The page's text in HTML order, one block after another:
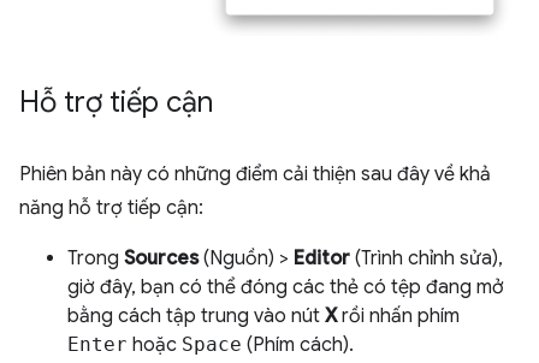
Hỗ trợ tiếp cận
Phiên bản này có những điểm cải thiện sau đây về khả
năng hỗ trợ tiếp cận:
Trong Sources(Nguồn) > Editor (Trình chỉnh sửa),
giờ đây, bạn có thể đóng các thẻ có tệp đang mở
bằng cách tập trung vào nút Xrồi nhấn phím
Enter hoặc Space (Phím cách).